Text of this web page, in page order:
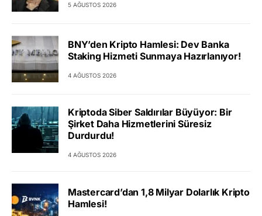
5 AĞUSTOS 2026
BNY’den Kripto Hamlesi: Dev Banka
Staking Hizmeti Sunmaya Hazırlanıyor!
4 AĞUSTOS 2026
Kriptoda Siber Saldırılar Büyüyor: Bir
Şirket Daha Hizmetlerini Süresiz
Durdurdu!
4 AĞUSTOS 2026
Mastercard’dan 1,8 Milyar Dolarlık Kripto
Hamlesi!